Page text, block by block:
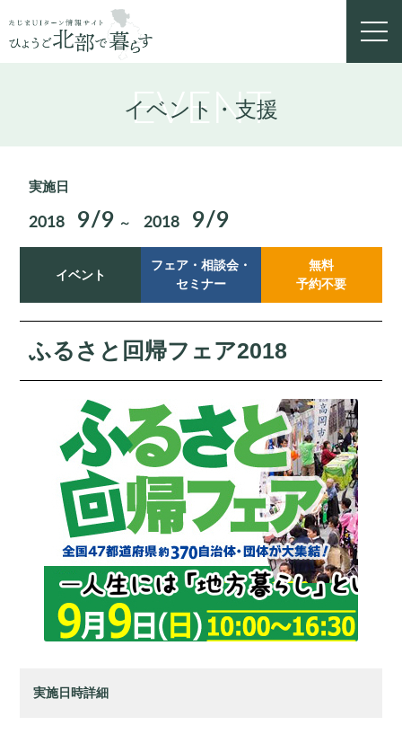
EVENT
イベント・支援
実施日
2018 9/9 ～ 2018 9/9
イベント
フェア・相談会・
セミナー
無料
予約不要
ふるさと回帰フェア2018
実施日時詳細